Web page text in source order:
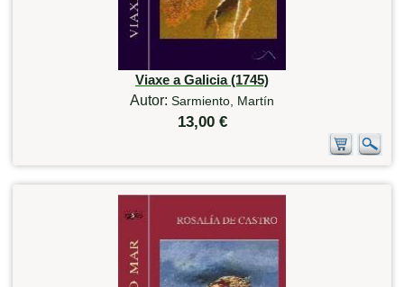
Viaxe a Galicia (1745)
Autor: Sarmiento, Martín
13,00 €